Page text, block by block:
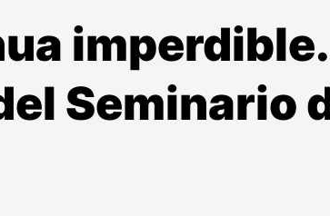
Seminario